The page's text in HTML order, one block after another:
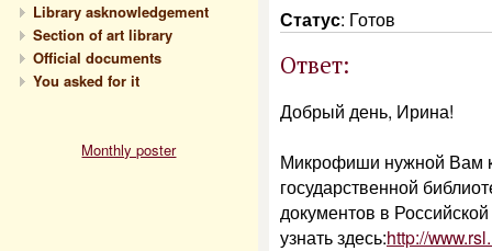
Library asknowledgement
Section of art library
Official documents
You asked for it
Monthly poster
Статус: Готов
Ответ:
Добрый день, Ирина!
Микрофиши нужной Вам
государственной
документов в
узнать здесь:http://